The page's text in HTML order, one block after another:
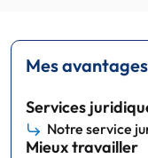
Mes
Services
Notre service
Mieux travailler